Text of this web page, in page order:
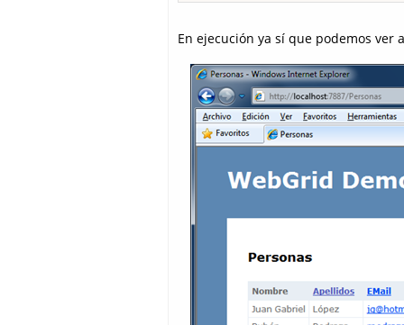
En ejecución ya sí que podemos ver